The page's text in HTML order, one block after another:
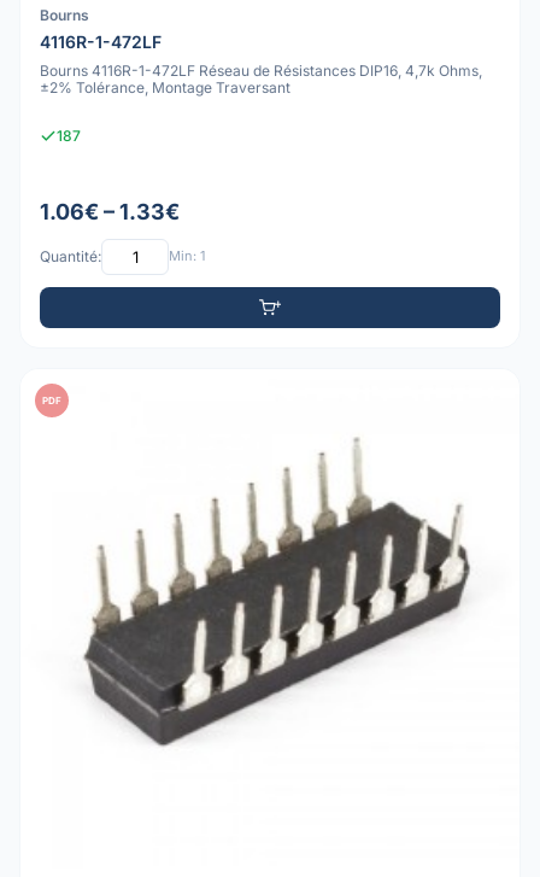
Bourns
4116R-1-472LF
Bourns 4116R-1-472LF Réseau de Résistances DIP16, 4,7k Ohms,
±2% Tolérance, Montage Traversant
187
1.06€ – 1.33€
Quantité: Min: 1
PDF